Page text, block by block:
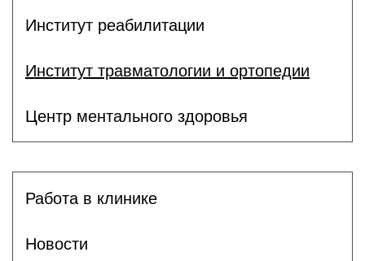
Институт реабилитации
Институт травматологии и ортопедии
Центр ментального здоровья
Работа в клинике
Новости